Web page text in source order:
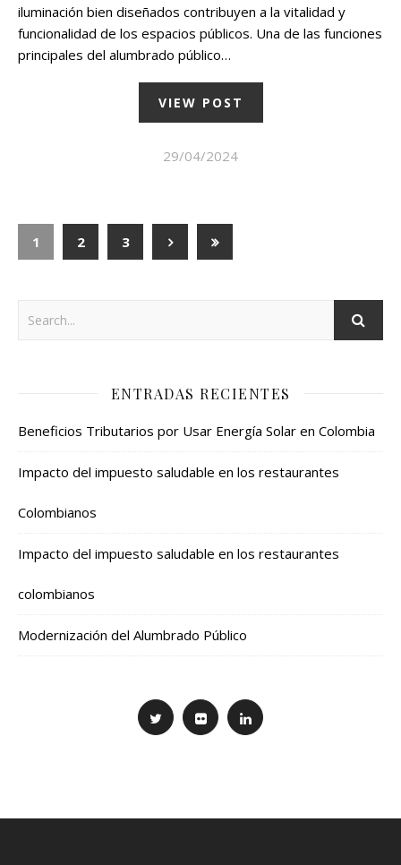
iluminación bien diseñados contribuyen a la vitalidad y
funcionalidad de los espacios públicos. Una de las funciones
principales del alumbrado público…
VIEW POST
29/04/2024
1 2 3
ENTRADAS RECIENTES
Beneficios Tributarios por Usar Energía Solar en Colombia
Impacto del impuesto saludable en los restaurantes
Colombianos
Impacto del impuesto saludable en los restaurantes
colombianos
Modernización del Alumbrado Público